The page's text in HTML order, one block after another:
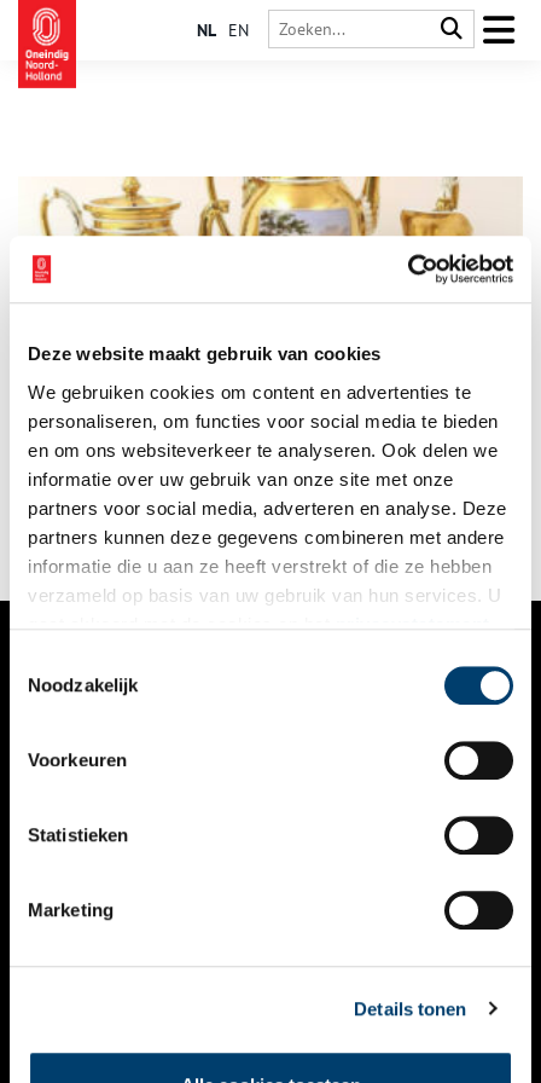
Deze website maakt gebruik van cookies
We gebruiken cookies om content en advertenties te
personaliseren, om functies voor social media te bieden
en om ons websiteverkeer te analyseren. Ook delen we
informatie over uw gebruik van onze site met onze
partners voor social media, adverteren en analyse. Deze
partners kunnen deze gegevens combineren met andere
informatie die u aan ze heeft verstrekt of die ze hebben
verzameld op basis van uw gebruik van hun services. U
Noodzakelijk
Voorkeuren
Statistieken
Marketing
Details tonen
NL EN
Rijksmuseum
Het Rijksmuseum heeft een uitzonderlijk Empire servies van
Porcelaine de Paris aangekocht bij Veilinghuis De Eland en De
Zon. De goed bewaarde serviesstukken zijn voorzien van meer
dan twintig zorgvuldig met de hand beschilderde
voorstellingen, die het verhaal vertellen van de Nederlanden
aan het begin van de 19e eeuw. Dankzij de verwerving door
het Rijksmuseum is dit bijzondere servies nu voor een breed
publiek te bewonderen.
1 min
VERHALEN
KALENDER
THEMA’S
VIDEO’S
CONTACT